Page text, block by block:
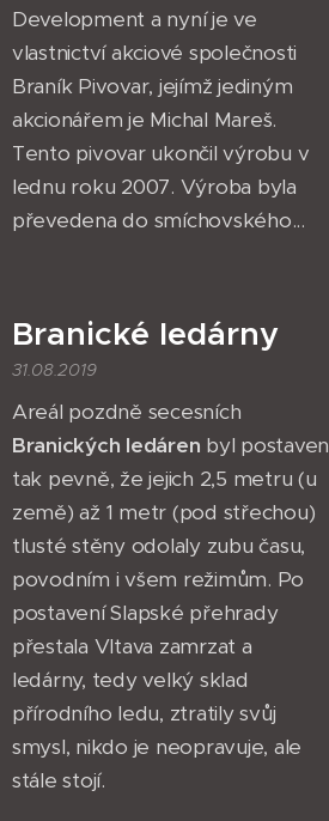
Development a nyní je ve
vlastnictví akciové společnosti
Braník Pivovar, jejímž jediným
akcionářem je Michal Mareš.
Tento pivovar ukončil výrobu v
lednu roku 2007. Výroba byla
převedena do smíchovského...
Branické ledárny
31.08.2019
Areál pozdně secesních
Branických ledáren byl postaven
tak pevně, že jejich 2,5 metru (u
země) až 1 metr (pod střechou)
tlusté stěny odolaly zubu času,
povodním i všem režimům. Po
postavení Slapské přehrady
přestala Vltava zamrzat a
ledárny, tedy velký sklad
přírodního ledu, ztratily svůj
smysl, nikdo je neopravuje, ale
stále stojí.